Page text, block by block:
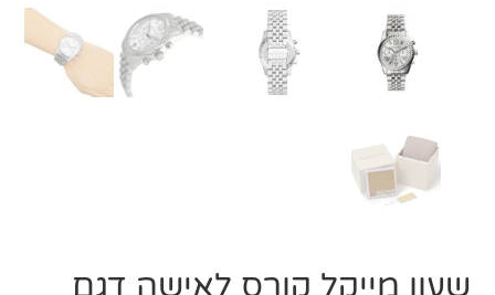
שעון מייקל קורס ‏לאישה דגם